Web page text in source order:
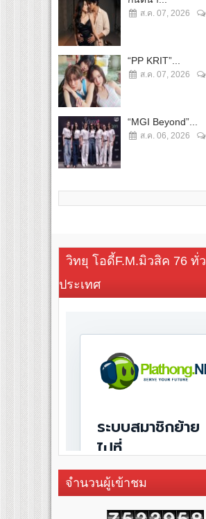
ส.ค. 07, 2026
“PP KRIT”...
ส.ค. 07, 2026
“MGI Beyond”...
ส.ค. 06, 2026
วิทยุ โอดี้F.M.มิวสิค 76 ทั่ว
ประเทศ
จำนวนผู้เข้าชม